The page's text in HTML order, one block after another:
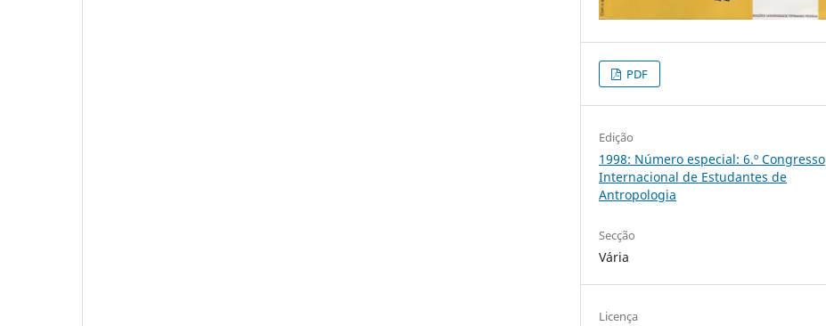
PDF
Edição
1998: Número especial: 6.º Congresso
Internacional de Estudantes de
Antropologia
Secção
Vária
Licença